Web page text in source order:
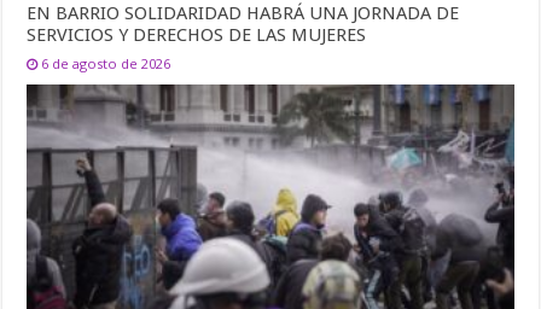
EN BARRIO SOLIDARIDAD HABRÁ UNA JORNADA DE
SERVICIOS Y DERECHOS DE LAS MUJERES
6 de agosto de 2026